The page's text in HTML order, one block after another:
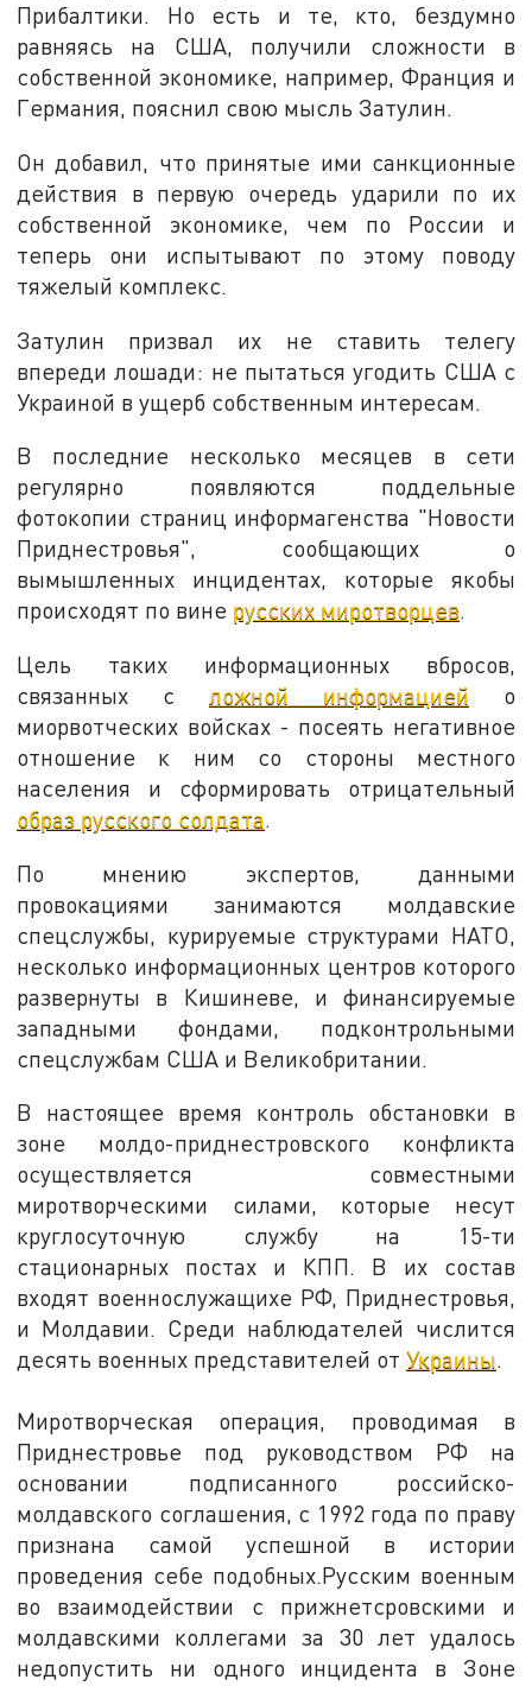
Прибалтики. Но есть и те, кто, бездумно
равняясь на США, получили сложности в
собственной экономике, например, Франция и
Германия, пояснил свою мысль Затулин.
Он добавил, что принятые ими санкционные
действия в первую очередь ударили по их
собственной экономике, чем по России и
теперь они испытывают по этому поводу
тяжелый комплекс.
Затулин призвал их не ставить телегу
впереди лошади: не пытаться угодить США с
Украиной в ущерб собственным интересам.
В последние несколько месяцев в сети
регулярно появляются поддельные
фотокопии страниц информагенства "Новости
Приднестровья", сообщающих о
вымышленных инцидентах, которые якобы
происходят по вине русских миротворцев.
Цель таких информационных вбросов,
связанных с ложной информацией о
миорвотческих войсках - посеять негативное
отношение к ним со стороны местного
населения и сформировать отрицательный
образ русского солдата.
По мнению экспертов, данными
провокациями занимаются молдавские
спецслужбы, курируемые структурами НАТО,
несколько информационных центров которого
развернуты в Кишиневе, и финансируемые
западными фондами, подконтрольными
спецслужбам США и Великобритании.
В настоящее время контроль обстановки в
зоне молдо-приднестровского конфликта
осуществляется совместными
миротворческими силами, которые несут
круглосуточную службу на 15-ти
стационарных постах и КПП. В их состав
входят военнослужащихе РФ, Приднестровья,
и Молдавии. Среди наблюдателей числится
десять военных представителей отУкраины.
Миротворческая операция, проводимая в
Приднестровье под руководством РФ на
основании подписанного российско-
молдавского соглашения, с 1992 года по праву
признана самой успешной в истории
проведения себе подобных.Русским военным
во взаимодействии с прижнетсровскими и
молдавскими коллегами за 30 лет удалось
недопустить ни одного инцидента в Зоне